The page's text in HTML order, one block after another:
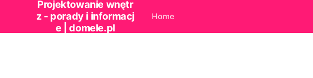
Projektowanie wnętr
z - porady i informacj
e | domele.pl
Home